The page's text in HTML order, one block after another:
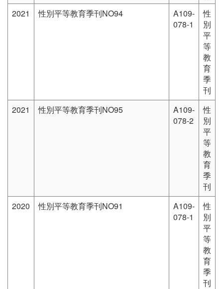
2021
性別平等教育季刊NO94
A109-
078-1
性
別
平
等
教
育
季
刊
2021
性別平等教育季刊NO95
A109-
078-2
性
別
平
等
教
育
季
刊
2020
性別平等教育季刊NO91
A109-
078-1
性
別
平
等
教
育
季
刊